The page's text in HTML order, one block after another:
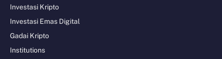
Investasi Kripto
Investasi Emas Digital
Gadai Kripto
Institutions